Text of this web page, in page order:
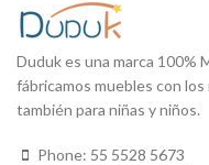
Duduk es una marca 100%
fábricamos muebles con
también para niñas y niños.
Phone: 55 5528 5673